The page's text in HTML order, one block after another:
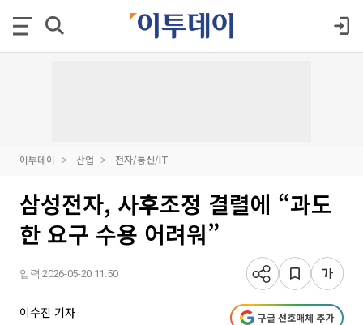
이투데이 산업 전자/통신/IT
삼성전자, 사후조정 결렬에 “과도
한 요구 수용 어려워”
입력 2026-05-20 11:50
이수진 기자 구글 선호매체 추가